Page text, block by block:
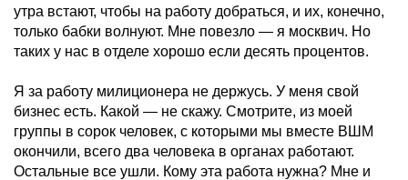
утра встают, чтобы на работу добраться, и их, конечно,
только бабки волнуют. Мне повезло — я москвич. Но
таких у нас в отделе хорошо если десять процентов.
Я за работу милиционера не держусь. У меня свой
бизнес есть. Какой — не скажу. Смотрите, из моей
группы в сорок человек, с которыми мы вместе ВШМ
окончили, всего два человека в органах работают.
Остальные все ушли. Кому эта работа нужна? Мне и